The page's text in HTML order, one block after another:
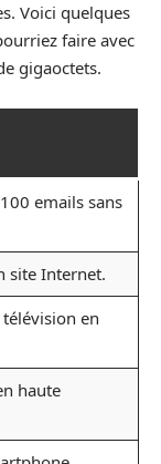
Voici quelques
faire avec
gigaoctets.
emails sans
site Internet.
en
haute